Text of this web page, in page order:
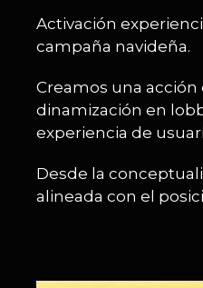
Activación
campaña navideña.
Creamos una
dinamización en
experiencia de
Desde la
alineada con el